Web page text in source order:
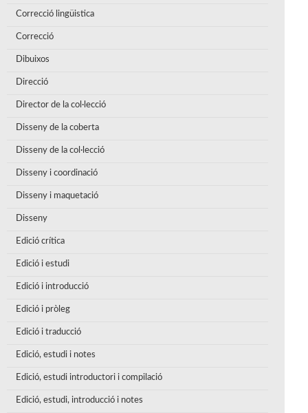
Correcció lingüistica
Correcció
Dibuixos
Direcció
Director de la col·lecció
Disseny de la coberta
Disseny de la col·lecció
Disseny i coordinació
Disseny i maquetació
Disseny
Edició crítica
Edició i estudi
Edició i introducció
Edició i pròleg
Edició i traducció
Edició, estudi i notes
Edició, estudi introductori i compilació
Edició, estudi, introducció i notes